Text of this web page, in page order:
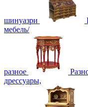
шинуазри
мебель/
разное
дрессуары,